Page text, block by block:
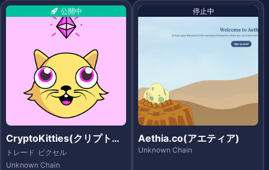
公開中
CryptoKitties(クリプトキ
ティーズ)
トレード ピクセル
Unknown Chain
停止中
Aethia.co(アエティア)
Unknown Chain